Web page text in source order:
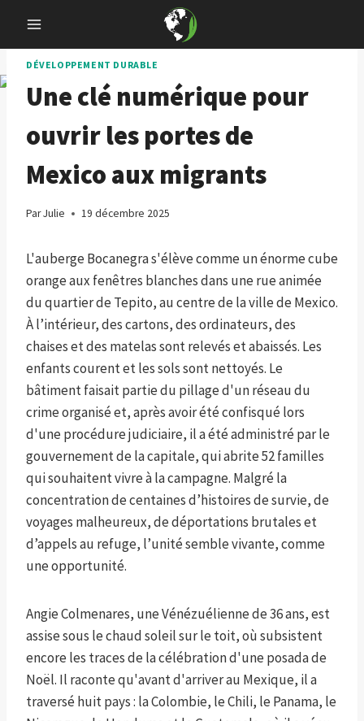
content
DÉVELOPPEMENT DURABLE
Une clé numérique pour
ouvrir les portes de
Mexico aux migrants
ParJulie 19 décembre 2025
L'auberge Bocanegra s'élève comme un énorme cube
orange aux fenêtres blanches dans une rue animée
du quartier de Tepito, au centre de la ville de Mexico.
À l’intérieur, des cartons, des ordinateurs, des
chaises et des matelas sont relevés et abaissés. Les
enfants courent et les sols sont nettoyés. Le
bâtiment faisait partie du pillage d'un réseau du
crime organisé et, après avoir été confisqué lors
d'une procédure judiciaire, il a été administré par le
gouvernement de la capitale, qui abrite 52 familles
qui souhaitent vivre à la campagne. Malgré la
concentration de centaines d’histoires de survie, de
voyages malheureux, de déportations brutales et
d’appels au refuge, l’unité semble vivante, comme
une opportunité.
Angie Colmenares, une Vénézuélienne de 36 ans, est
assise sous le chaud soleil sur le toit, où subsistent
encore les traces de la célébration d'une posada de
Noël. Il raconte qu'avant d'arriver au Mexique, il a
traversé huit pays : la Colombie, le Chili, le Panama, le